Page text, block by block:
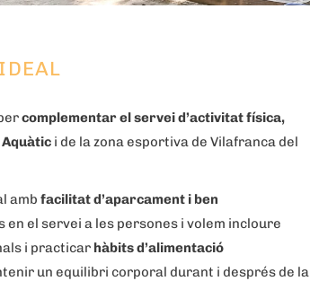
complementar el servei d’activitat física,
i de la zona esportiva de Vilafranca del
amb facilitat d’aparcament i ben
en el servei a les persones i volem incloure
i practicar hàbits d’alimentació
un equilibri corporal durant i després de la